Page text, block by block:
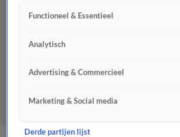
Functioneel & Essentieel
Analytisch
Advertising & Commercieel
Marketing & Social media
Derde partijen lijst